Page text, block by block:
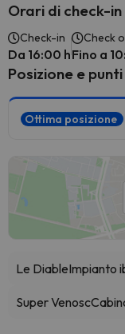
Orari di check-
Check-in
Da 16:00 h
Check
Fino a
Posizione e
Ottima posizione
Le DiableImpianto
Super Venosc